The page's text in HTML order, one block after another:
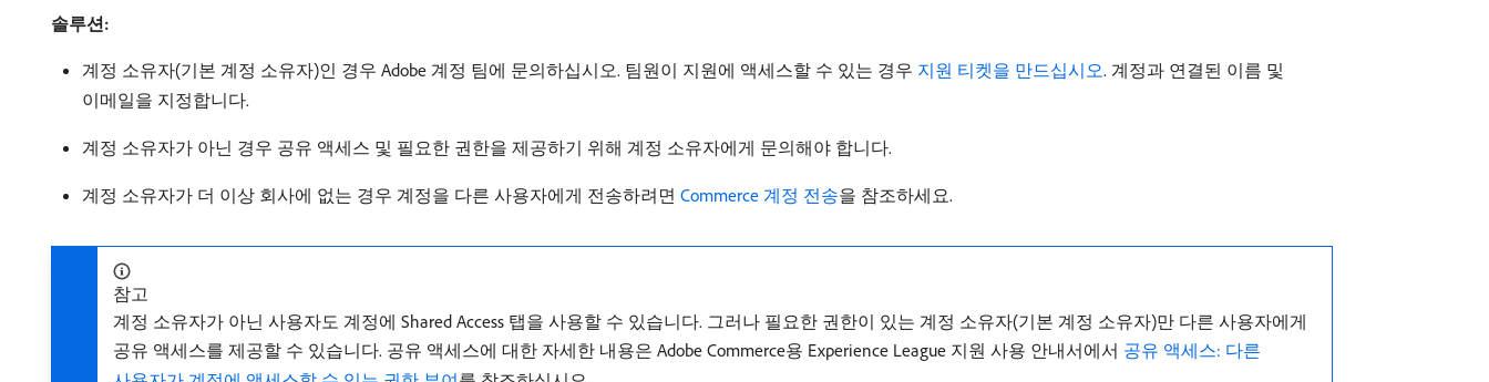
솔루션:
계정 소유자(기본 계정 소유자)인 경우 Adobe 계정 팀에 문의하십시오. 팀원이 지원에 액세스할 수 있는 경우 지원 티켓을 만드십시오. 계정과 연결된 이름 및
이메일을 지정합니다.
계정 소유자가 아닌 경우 공유 액세스 및 필요한 권한을 제공하기 위해 계정 소유자에게 문의해야 합니다.
계정 소유자가 더 이상 회사에 없는 경우 계정을 다른 사용자에게 전송하려면 Commerce 계정 전송을 참조하세요.
참고
계정 소유자가 아닌 사용자도 계정에 Shared Access 탭을 사용할 수 있습니다. 그러나 필요한 권한이 있는 계정 소유자(기본 계정 소유자)만 다른 사용자에게
공유 액세스를 제공할 수 있습니다. 공유 액세스에 대한 자세한 내용은 Adobe Commerce용 Experience League 지원 사용 안내서에서 공유 액세스: 다른